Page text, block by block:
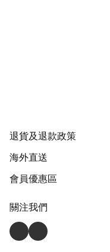
退貨及退款政策
海外直送
會員優惠區
關注我們